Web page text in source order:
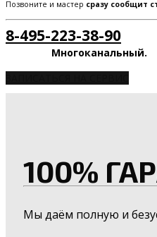
Позвоните и мастер сразу сообщит
8-495-223-38-90
Многоканальный.
100%
Мы даём полную и